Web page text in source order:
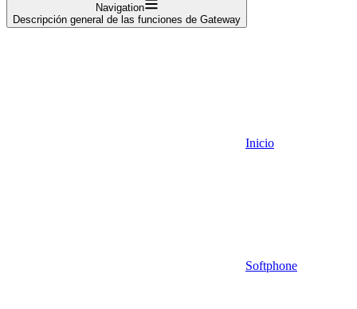
Navigation
Descripción general de las funciones de Gateway
Inicio
Softphone